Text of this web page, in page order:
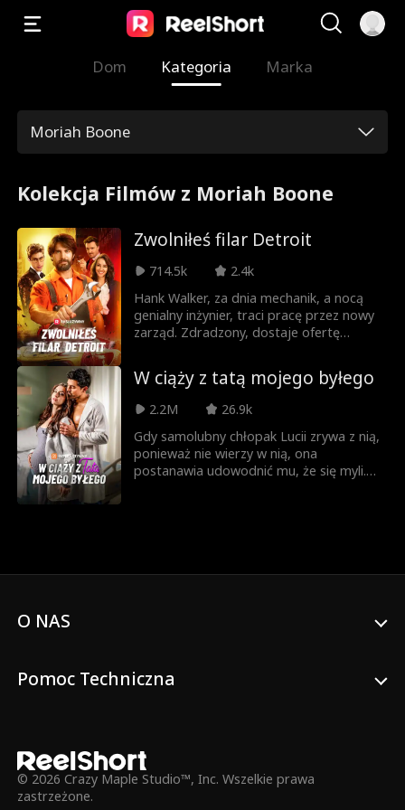
Dom Kategoria Marka
Moriah Boone
Kolekcja Filmów z Moriah Boone
Zwolniłeś filar Detroit
714.5k
2.4k
Hank Walker, za dnia mechanik, a nocą
genialny inżynier, traci pracę przez nowy
zarząd. Zdradzony, dostaje ofertę
Czy zbuduje superauto swoich marzeń? A
może przez dawnych i nowych rywali
straci wszystko?
W ciąży z tatą mojego byłego
2.2M
26.9k
Gdy samolubny chłopak Lucii zrywa z nią,
ponieważ nie wierzy w nią, ona
postanawia udowodnić mu, że się myli.
najgorsze... taty jej byłego.
O NAS
Pomoc Techniczna
© 2026 Crazy Maple Studio™, Inc. Wszelkie prawa
zastrzeżone.